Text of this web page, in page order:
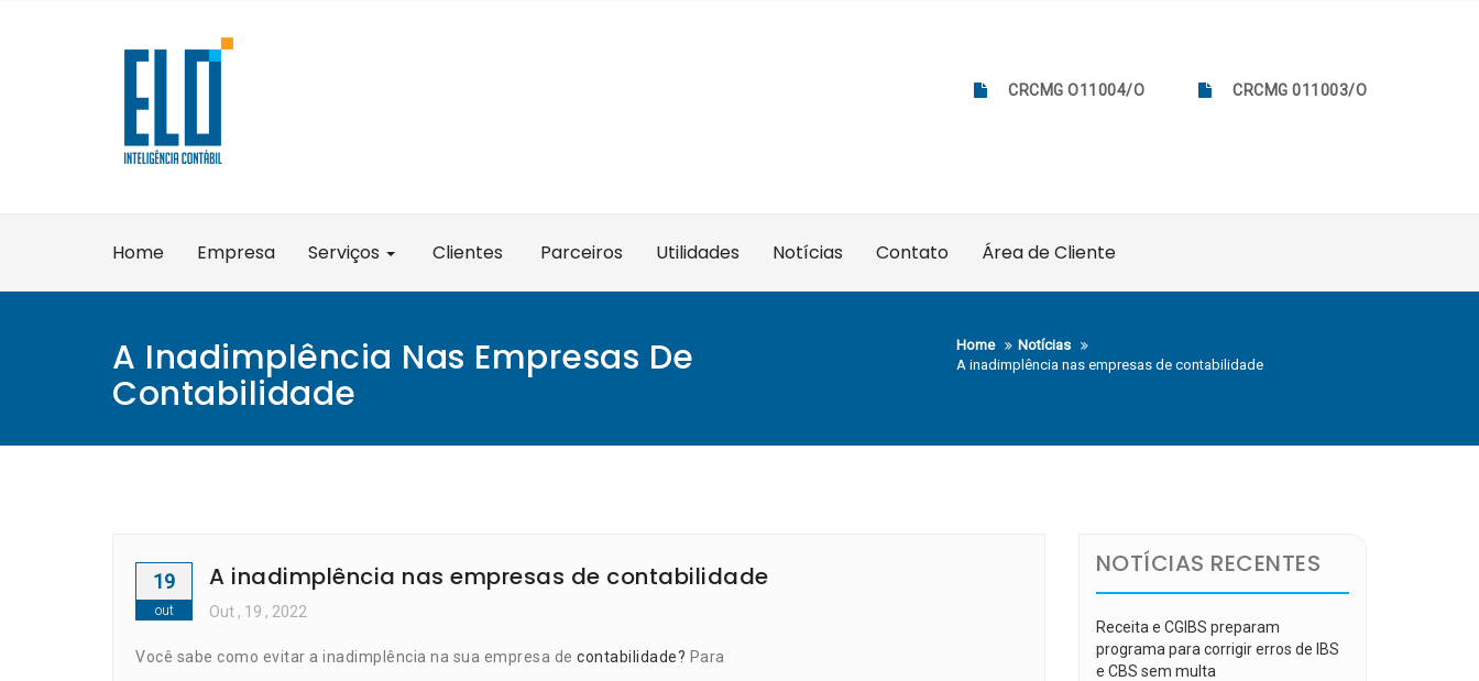
CRCMG O11004/O CRCMG 011003/O
Home Empresa Serviços Clientes Parceiros Utilidades Notícias Contato Área de Cliente
A Inadimplência Nas Empresas De
Contabilidade
Home
Notícias
A inadimplência nas empresas de contabilidade
19
out
A inadimplência nas empresas de contabilidade
Out , 19 , 2022
Você sabe como evitar a inadimplência na sua empresa de contabilidade? Para
NOTÍCIAS RECENTES
Receita e CGIBS preparam
programa para corrigir erros de IBS
e CBS sem multa